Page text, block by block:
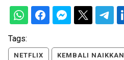
Tags:
NETFLIX KEMBALI NAIKKAN